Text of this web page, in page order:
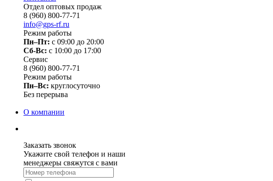
Отдел оптовых продаж
8 (960) 800-77-71
info@gps-rf.ru
Режим работы
Пн–Пт: с 09:00 до 20:00
Сб-Вс: c 10:00 до 17:00
Сервис
8 (960) 800-77-71
Режим работы
Пн–Вс: круглосуточно
Без перерыва
О компании
Заказать звонок
Укажите свой телефон и наши
менеджеры свяжутся с вами